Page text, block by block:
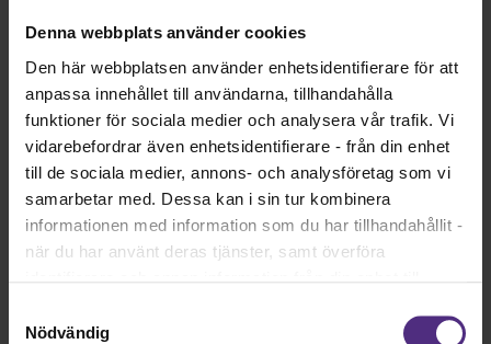
Denna webbplats använder cookies
Den här webbplatsen använder enhetsidentifierare för att
anpassa innehållet till användarna, tillhandahålla
funktioner för sociala medier och analysera vår trafik. Vi
vidarebefordrar även enhetsidentifierare - från din enhet
till de sociala medier, annons- och analysföretag som vi
samarbetar med. Dessa kan i sin tur kombinera
informationen med information som du har tillhandahållit -
när du har använt deras tjänster, samt överföra
Dock har vi lagt in anonymisering av IP-adress i
Nödvändig